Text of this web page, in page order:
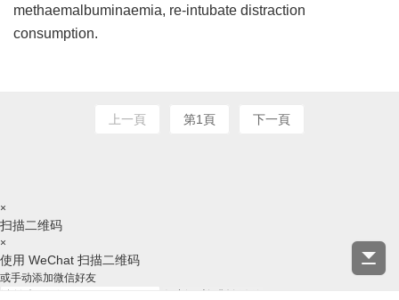
methaemalbuminaemia, re-intubate distraction
consumption.
上一頁 第1頁 下一頁
×
扫描二维码
×
使用 WeChat 扫描二维码
或手动添加微信好友